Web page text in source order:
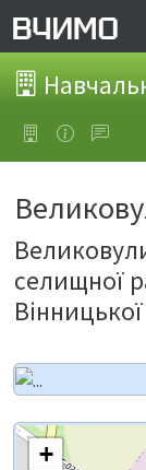
селищної
+